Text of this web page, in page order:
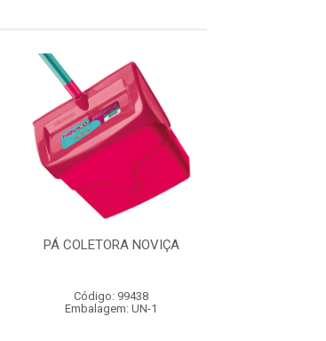
PÁ COLETORA NOVIÇA
Código: 99438
Embalagem: UN-1